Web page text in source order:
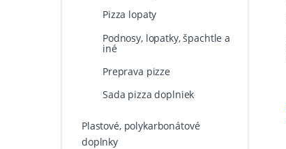
Pizza lopaty
Podnosy, lopatky, špachtle a
iné
Preprava pizze
Sada pizza doplniek
Plastové, polykarbonátové
doplnky